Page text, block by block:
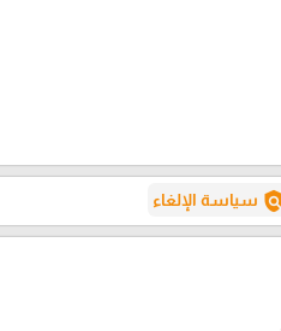
سياسة الإلغاء